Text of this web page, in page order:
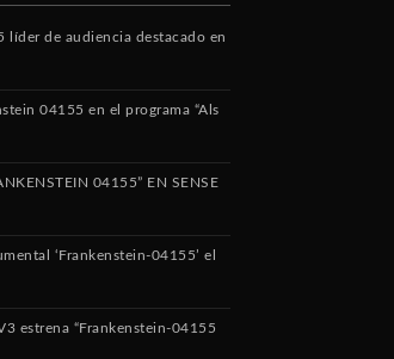
líder de audiencia destacado en
04155 en el programa “Als
04155” EN SENSE
‘Frankenstein-04155’ el
estrena “Frankenstein-04155